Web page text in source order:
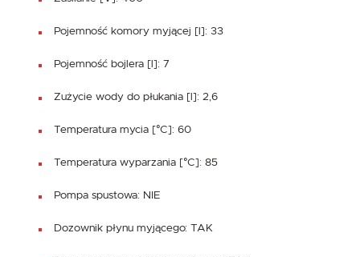
Pojemność komory myjącej [l]: 33
Pojemność bojlera [l]: 7
Zużycie wody do płukania [l]: 2,6
Temperatura mycia [°C]: 60
Temperatura wyparzania [°C]: 85
Pompa spustowa: NIE
Dozownik płynu myjącego: TAK